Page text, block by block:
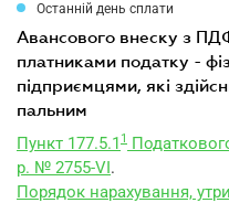
Останній день сплати
авансового внеску з ПДФО за серпень 2025 року
платниками податку -
підприємцями, які
пальним
Пункт 177.5.1 1
р. № 2755-VI.
Порядок нарахування,